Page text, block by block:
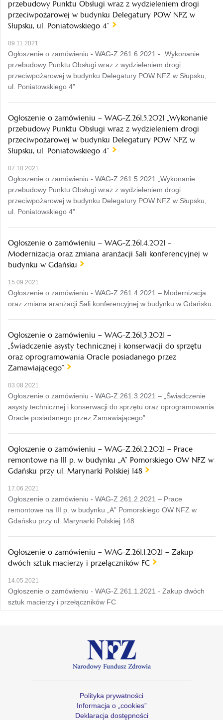
przebudowy Punktu Obsługi wraz z wydzieleniem drogi
przeciwpożarowej w budynku Delegatury POW NFZ w
Słupsku, ul. Poniatowskiego 4”
09.11.2021
Ogłoszenie o zamówieniu - WAG-Z.261.6.2021 - „Wykonanie
przebudowy Punktu Obsługi wraz z wydzieleniem drogi
przeciwpożarowej w budynku Delegatury POW NFZ w Słupsku,
ul. Poniatowskiego 4”
Ogłoszenie o zamówieniu – WAG-Z.261.5.2021 „Wykonanie
przebudowy Punktu Obsługi wraz z wydzieleniem drogi
przeciwpożarowej w budynku Delegatury POW NFZ w
Słupsku, ul. Poniatowskiego 4”
07.10.2021
Ogłoszenie o zamówieniu - WAG-Z.261.5.2021 „Wykonanie
przebudowy Punktu Obsługi wraz z wydzieleniem drogi
przeciwpożarowej w budynku Delegatury POW NFZ w Słupsku,
ul. Poniatowskiego 4”
Ogłoszenie o zamówieniu – WAG-Z.261.4.2021 –
Modernizacja oraz zmiana aranżacji Sali konferencyjnej w
budynku w Gdańsku
15.09.2021
Ogłoszenie o zamówieniu - WAG-Z.261.4.2021 – Modernizacja
oraz zmiana aranżacji Sali konferencyjnej w budynku w Gdańsku
Ogłoszenie o zamówieniu – WAG-Z.261.3.2021 –
„Świadczenie asysty technicznej i konserwacji do sprzętu
oraz oprogramowania Oracle posiadanego przez
Zamawiającego”
03.08.2021
Ogłoszenie o zamówieniu - WAG-Z.261.3.2021 – „Świadczenie
asysty technicznej i konserwacji do sprzętu oraz oprogramowania
Oracle posiadanego przez Zamawiającego”
Ogłoszenie o zamówieniu – WAG-Z.261.2.2021 – Prace
remontowe na III p. w budynku „A” Pomorskiego OW NFZ w
Gdańsku przy ul. Marynarki Polskiej 148
17.06.2021
Ogłoszenie o zamówieniu - WAG-Z.261.2.2021 – Prace
remontowe na III p. w budynku „A” Pomorskiego OW NFZ w
Gdańsku przy ul. Marynarki Polskiej 148
Ogłoszenie o zamówieniu – WAG-Z.261.1.2021 – Zakup
dwóch sztuk macierzy i przełączników FC
14.05.2021
Ogłoszenie o zamówieniu - WAG-Z.261.1.2021 - Zakup dwóch
sztuk macierzy i przełączników FC
Polityka prywatności
Informacja o „cookies”
Deklaracja dostępności